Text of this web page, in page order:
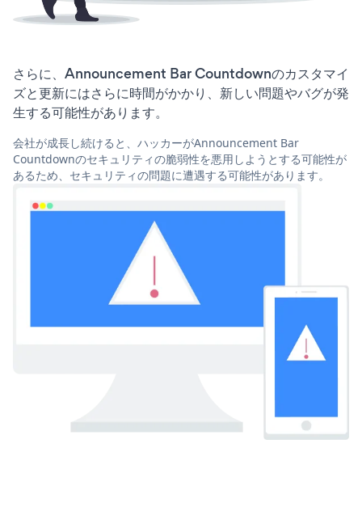
さらに、Announcement Bar Countdownのカスタマイ
ズと更新にはさらに時間がかかり、新しい問題やバグが発
生する可能性があります。
会社が成長し続けると、ハッカーがAnnouncement Bar
Countdownのセキュリティの脆弱性を悪用しようとする可能性が
あるため、セキュリティの問題に遭遇する可能性があります。